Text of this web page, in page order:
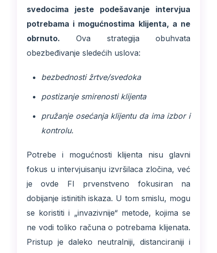
svedocima jeste podešavanje intervjua
potrebama i mogućnostima klijenta, a ne
obrnuto. Ova strategija obuhvata
obezbeđivanje sledećih uslova:
bezbednosti žrtve/svedoka
postizanje smirenosti klijenta
pružanje osećanja klijentu da ima izbor i
kontrolu.
Potrebe i mogućnosti klijenta nisu glavni
fokus u intervjuisanju izvršilaca zločina, već
je ovde FI prvenstveno fokusiran na
dobijanje istinitih iskaza. U tom smislu, mogu
se koristiti i „invazivnije“ metode, kojima se
ne vodi toliko računa o potrebama klijenata.
Pristup je daleko neutralniji, distanciraniji i